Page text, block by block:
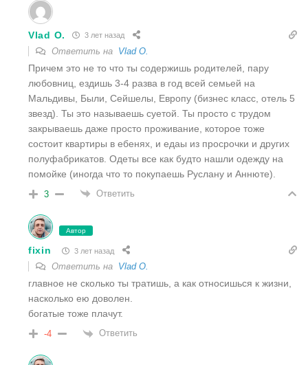
Vlad O. 3 лет назад
Ответить на Vlad O.
Причем это не то что ты содержишь родителей, пару
любовниц, ездишь 3-4 разва в год всей семьей на
Мальдивы, Были, Сейшелы, Европу (бизнес класс, отель 5
звезд). Ты это называешь суетой. Ты просто с трудом
закрываешь даже просто проживание, которое тоже
состоит квартиры в ебенях, и едаы из просрочки и других
полуфабрикатов. Одеты все как будто нашли одежду на
помойке (иногда что то покупаешь Руслану и Аннюте).
3 Ответить
Автор
fixin 3 лет назад
Ответить на Vlad O.
главное не сколько ты тратишь, а как относишься к жизни,
насколько ею доволен.
богатые тоже плачут.
-4 Ответить